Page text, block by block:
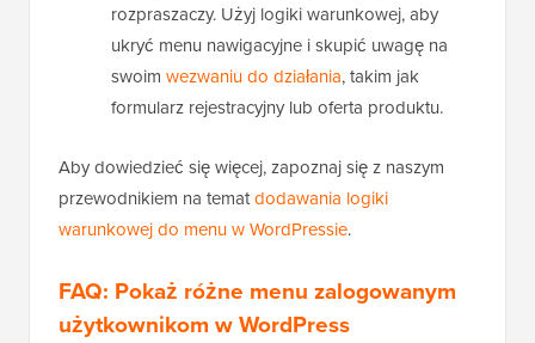
rozpraszaczy. Użyj logiki warunkowej, aby
ukryć menu nawigacyjne i skupić uwagę na
swoim wezwaniu do działania, takim jak
formularz rejestracyjny lub oferta produktu.
Aby dowiedzieć się więcej, zapoznaj się z naszym
przewodnikiem na tematdodawania logiki
warunkowej do menu w WordPressie.
FAQ: Pokaż różne menu zalogowanym
użytkownikom w WordPress